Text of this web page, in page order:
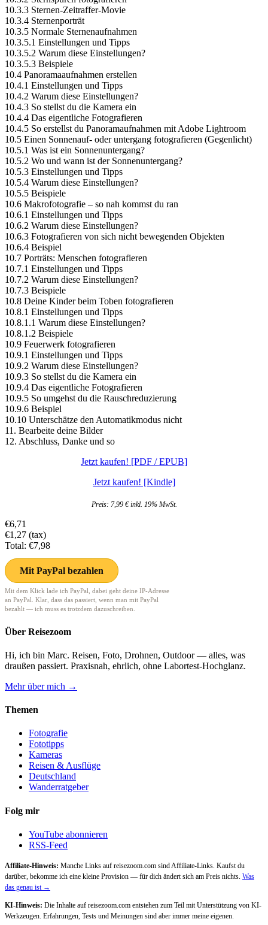
10.3.3 Sternen-Zeitraffer-Movie
10.3.4 Sternenporträt
10.3.5 Normale Sternenaufnahmen
10.3.5.1 Einstellungen und Tipps
10.3.5.2 Warum diese Einstellungen?
10.3.5.3 Beispiele
10.4 Panoramaaufnahmen erstellen
10.4.1 Einstellungen und Tipps
10.4.2 Warum diese Einstellungen?
10.4.3 So stellst du die Kamera ein
10.4.4 Das eigentliche Fotografieren
10.4.5 So erstellst du Panoramaufnahmen mit Adobe Lightroom
10.5 Einen Sonnenauf- oder untergang fotografieren (Gegenlicht)
10.5.1 Was ist ein Sonnenuntergang?
10.5.2 Wo und wann ist der Sonnenuntergang?
10.5.3 Einstellungen und Tipps
10.5.4 Warum diese Einstellungen?
10.5.5 Beispiele
10.6 Makrofotografie – so nah kommst du ran
10.6.1 Einstellungen und Tipps
10.6.2 Warum diese Einstellungen?
10.6.3 Fotografieren von sich nicht bewegenden Objekten
10.6.4 Beispiel
10.7 Porträts: Menschen fotografieren
10.7.1 Einstellungen und Tipps
10.7.2 Warum diese Einstellungen?
10.7.3 Beispiele
10.8 Deine Kinder beim Toben fotografieren
10.8.1 Einstellungen und Tipps
10.8.1.1 Warum diese Einstellungen?
10.8.1.2 Beispiele
10.9 Feuerwerk fotografieren
10.9.1 Einstellungen und Tipps
10.9.2 Warum diese Einstellungen?
10.9.3 So stellst du die Kamera ein
10.9.4 Das eigentliche Fotografieren
10.9.5 So umgehst du die Rauschreduzierung
10.9.6 Beispiel
10.10 Unterschätze den Automatikmodus nicht
11. Bearbeite deine Bilder
12. Abschluss, Danke und so
Jetzt kaufen! [PDF / EPUB]
Jetzt kaufen! [Kindle]
Preis: 7,99 € inkl. 19% MwSt.
€6,71
€1,27 (tax)
Total: €7,98
Mit PayPal bezahlen
Mit dem Klick lade ich PayPal, dabei geht deine IP-Adresse
an PayPal. Klar, dass das passiert, wenn man mit PayPal
bezahlt — ich muss es trotzdem dazuschreiben.
Über Reisezoom
Hi, ich bin Marc. Reisen, Foto, Drohnen, Outdoor — alles, was
draußen passiert. Praxisnah, ehrlich, ohne Labortest-Hochglanz.
Mehr über mich →
Themen
Fotografie
Fototipps
Kameras
Reisen & Ausflüge
Deutschland
Wanderratgeber
Folg mir
YouTube abonnieren
RSS-Feed
Affiliate-Hinweis: Manche Links auf reisezoom.com sind Affiliate-Links. Kaufst du
darüber, bekomme ich eine kleine Provision — für dich ändert sich am Preis nichts. Was
das genau ist →
KI-Hinweis: Die Inhalte auf reisezoom.com entstehen zum Teil mit Unterstützung von KI-
Werkzeugen. Erfahrungen, Tests und Meinungen sind aber immer meine eigenen.